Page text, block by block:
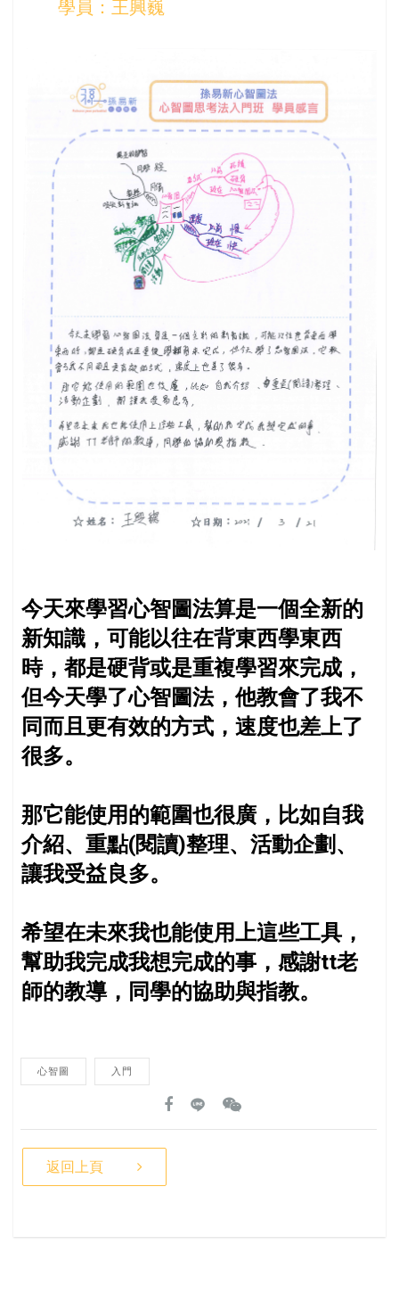
學員：王興巍
今天來學習心智圖法算是一個全新的
新知識，可能以往在背東西學東西
時，都是硬背或是重複學習來完成，
但今天學了心智圖法，他教會了我不
同而且更有效的方式，速度也差上了
很多。
那它能使用的範圍也很廣，比如自我
介紹、重點(閱讀)整理、活動企劃、
讓我受益良多。
希望在未來我也能使用上這些工具，
幫助我完成我想完成的事，感謝tt老
師的教導，同學的協助與指教。
心智圖 入門
返回上頁